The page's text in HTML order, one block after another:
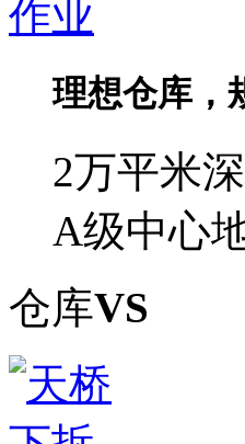
理想仓库，
2万平米
A级中心
仓库VS